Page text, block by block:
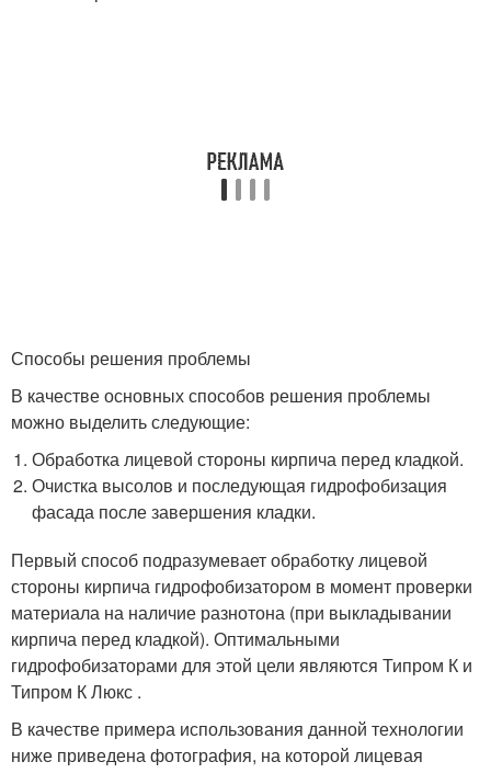
Способы решения проблемы
В качестве основных способов решения проблемы
можно выделить следующие:
Обработка лицевой стороны кирпича перед кладкой.
Очистка высолов и последующая гидрофобизация
фасада после завершения кладки.
Первый способ подразумевает обработку лицевой
стороны кирпича гидрофобизатором в момент проверки
материала на наличие разнотона (при выкладывании
кирпича перед кладкой). Оптимальными
гидрофобизаторами для этой цели являются Типром К и
Типром К Люкс .
В качестве примера использования данной технологии
ниже приведена фотография, на которой лицевая